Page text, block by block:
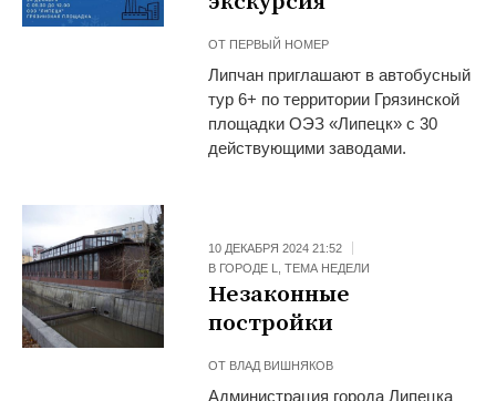
ОТ ПЕРВЫЙ НОМЕР
Липчан приглашают в автобусный
тур 6+ по территории Грязинской
площадки ОЭЗ «Липецк» с 30
действующими заводами.
10 ДЕКАБРЯ 2024 21:52
В ГОРОДЕ L,ТЕМА НЕДЕЛИ
Незаконные
постройки
ОТ ВЛАД ВИШНЯКОВ
Администрация города Липецка